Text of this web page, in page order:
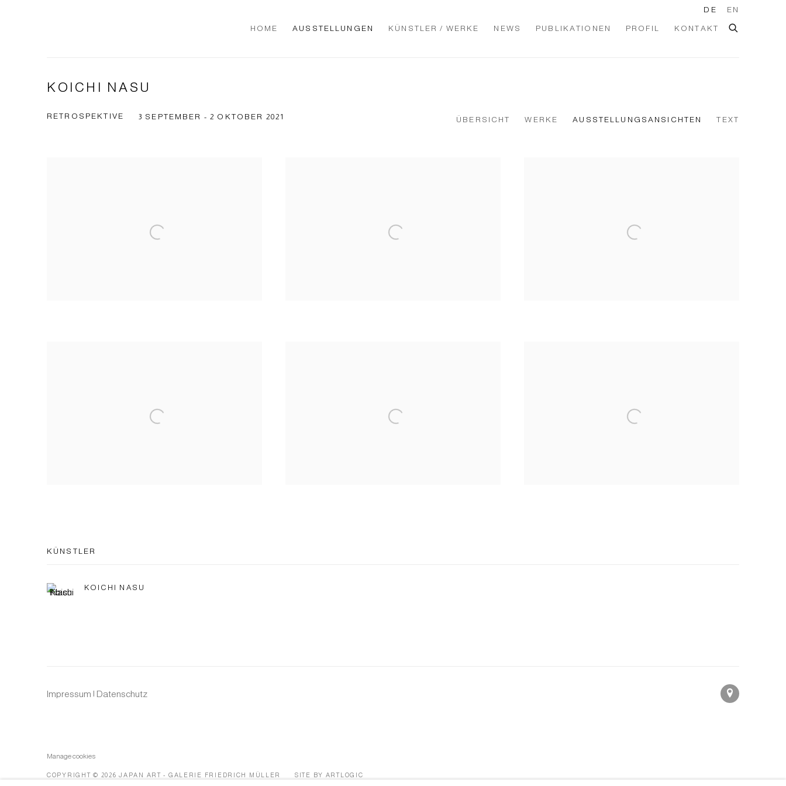
HOME AUSSTELLUNGEN KÜNSTLER / WERKE NEWS PUBLIKATIONEN PROFIL KONTAKT
DE EN
KOICHI NASU
RETROSPEKTIVE 3 SEPTEMBER - 2 OKTOBER 2021 ÜBERSICHT WERKE AUSSTELLUNGSANSICHTEN TEXT
KÜNSTLER
KOICHI NASU
Impressum | Datenschutz
Manage cookies
COPYRIGHT © 2026 JAPAN ART - GALERIE FRIEDRICH MÜLLER SITE BY ARTLOGIC